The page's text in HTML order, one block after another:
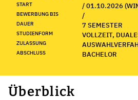
START / 01.10.2026
BEWERBUNG BIS /
DAUER 7 SEMESTER
STUDIENFORM VOLLZEIT,
ZULASSUNG
ABSCHLUSS BACHELOR
Überblick